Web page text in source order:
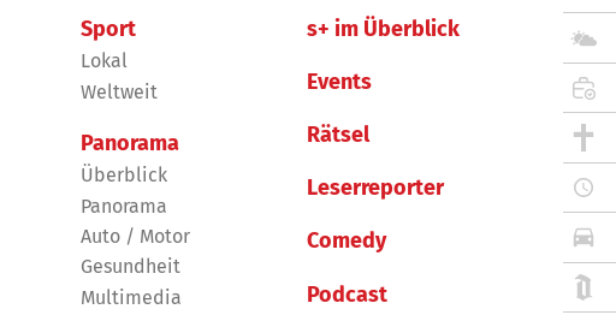
Sport
Lokal
Weltweit
Panorama
Überblick
Panorama
Auto / Motor
Gesundheit
Multimedia
s+ im Überblick
Events
Rätsel
Leserreporter
Comedy
Podcast